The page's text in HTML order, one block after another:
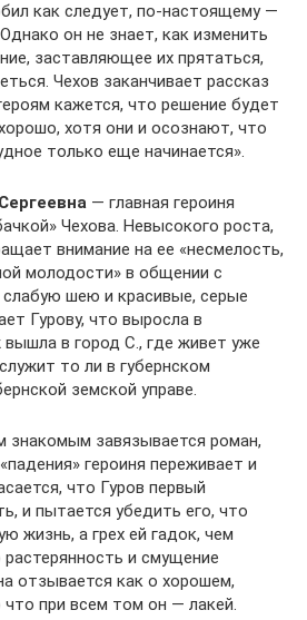
как следует, по-настоящему —
он не знает, как изменить
заставляющее их прятаться,
Чехов заканчивает рассказ
кажется, что решение будет
хотя они и осознают, что
только еще начинается».
— главная героиня
Чехова. Невысокого роста,
внимание на ее «несмелость,
молодости» в общении с
шею и красивые, серые
Гурову, что выросла в
вышла в город С., где живет уже
то ли в губернском
земской управе.
знакомым завязывается роман,
героиня переживает и
что Гуров первый
и пытается убедить его, что
жизнь, а грех ей гадок, чем
и смущение
отзывается как о хорошем,
что при всем том он — лакей.